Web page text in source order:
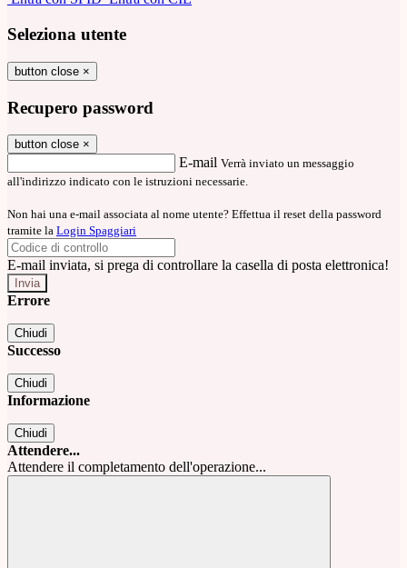
Seleziona utente
button close ×
Recupero password
button close ×
E-mail Verrà inviato un messaggio
all'indirizzo indicato con le istruzioni necessarie.
Non hai una e-mail associata al nome utente? Effettua il reset della password
tramite la Login Spaggiari
E-mail inviata, si prega di controllare la casella di posta elettronica!
Errore
Chiudi
Successo
Chiudi
Informazione
Chiudi
Attendere...
Attendere il completamento dell'operazione...